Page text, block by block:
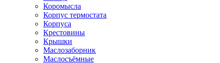
Коромысла
Корпус термостата
Корпуса
Крестовины
Крышки
Маслозаборник
Маслосъёмные